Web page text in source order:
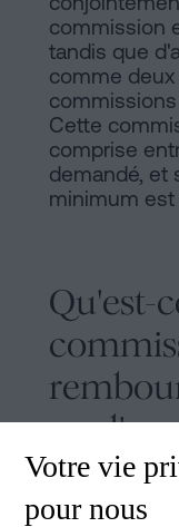
commission
tandis que
comme
Cette
comprise
demandé, et
minimum
Qu'est-
ou
anticipé
Votre vie
pour nous